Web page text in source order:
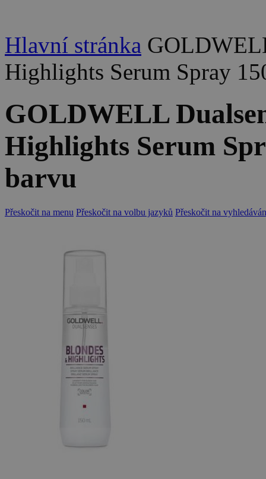
Hlavní stránka
Highlights Serum Spray
GOLDWELL
Highlights Serum
barvu
Přeskočit na menu Přeskočit na volbu jazyků Přeskočit na